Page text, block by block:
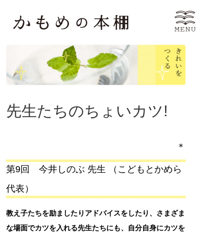
先生たちのちょいカツ!
＊
第9回 今井しのぶ 先生 （こどもとかめら
代表）
教え子たちを励ましたりアドバイスをしたり、さまざま
な場面でカツを入れる先生たちにも、自分自身にカツを